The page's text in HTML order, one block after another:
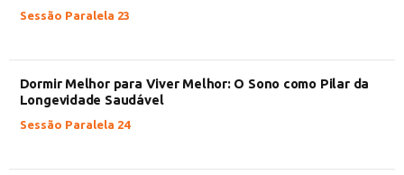
Sessão Paralela 23
Dormir Melhor para Viver Melhor: O Sono como Pilar da
Longevidade Saudável
Sessão Paralela 24